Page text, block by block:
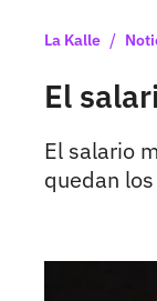
La Kalle /
El
El salario
quedan